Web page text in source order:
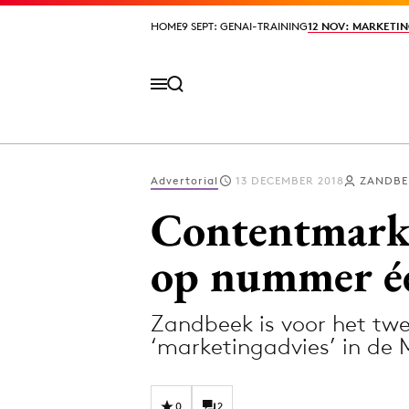
HOME9 SEPT: GENAI-TRAINING12 NOV:
HOME9 SEPT: GENAI-TRAINING12 NOV:
Design
Digital
Advertorial 13 DECEMBER 2018
op nummer
Zandbeek is voor het
‘marketingadvies’ in de
0 2